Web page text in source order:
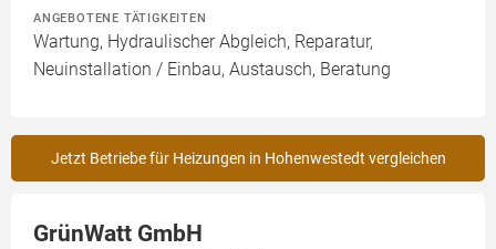
ANGEBOTENE TÄTIGKEITEN
Wartung, Hydraulischer Abgleich, Reparatur,
Neuinstallation / Einbau, Austausch, Beratung
Jetzt Betriebe für Heizungen in Hohenwestedt vergleichen
GrünWatt GmbH